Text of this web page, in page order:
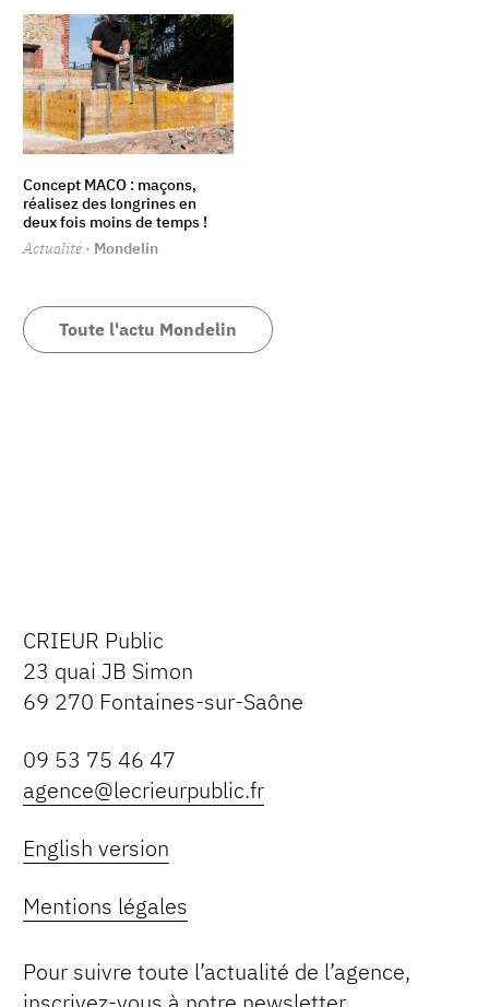
Concept MACO : maçons,
réalisez des longrines en
deux fois moins de temps !
Actualité · Mondelin
Toute l'actu Mondelin
CRIEUR Public
23 quai JB Simon
69 270 Fontaines-sur-Saône
09 53 75 46 47
agence@lecrieurpublic.fr
English version
Mentions légales
Pour suivre toute l’actualité de l’agence,